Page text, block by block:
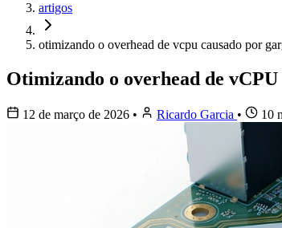
artigos
otimizando o overhead de vcpu causado por
Otimizando o overhead de
12 de março de 2026 • Ricardo Garcia • 10